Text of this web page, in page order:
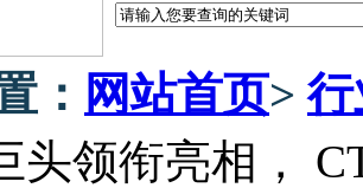
： 网站首页>
头领衔亮相，